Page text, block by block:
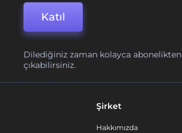
Katıl
Dilediğiniz zaman kolayca abonelikten
çıkabilirsiniz.
Şirket
Hakkımızda